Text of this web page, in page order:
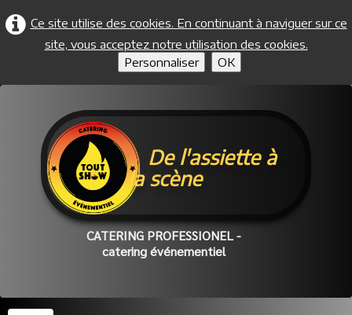
Ce site utilise des cookies. En continuant à naviguer sur ce
site, vous acceptez notre utilisation des cookies.
Personnaliser
OK
De l'assiette à
la scène
CATERING PROFESSIONEL -
catering événementiel